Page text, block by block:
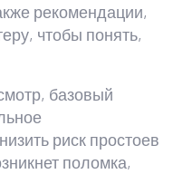
рекомендации,
чтобы понять,
базовый
риск простоев
поломка,